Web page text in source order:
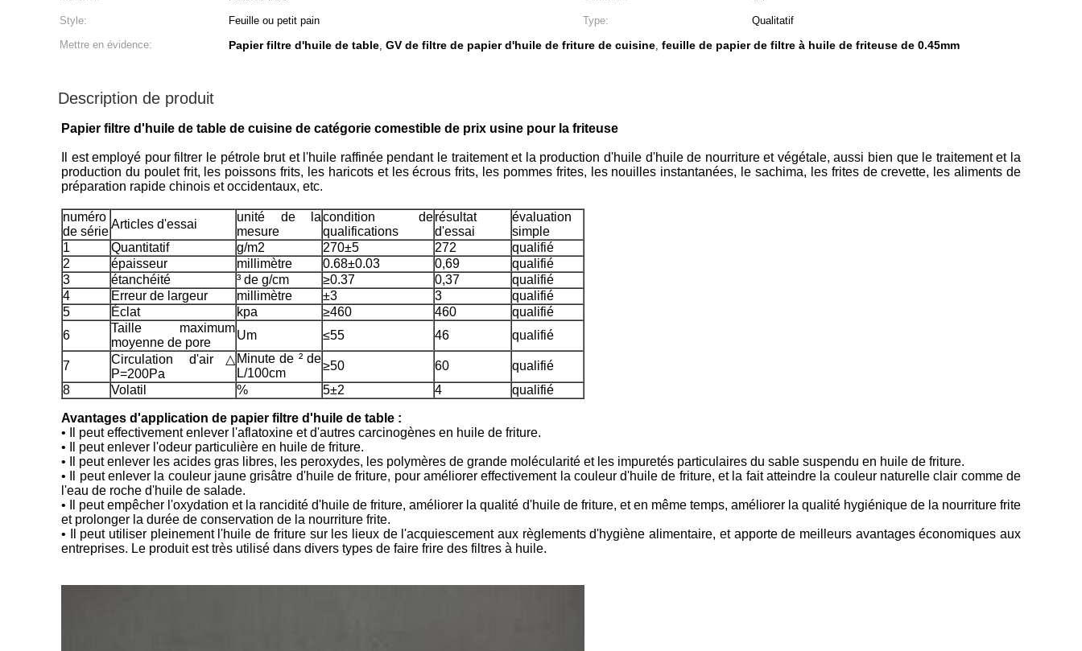
Style:
Feuille ou petit pain Type:
Qualitatif
Mettre en évidence:
Papier filtre d'huile de table, GV de filtre de papier d'huile de friture de cuisine, feuille de papier de filtre à huile de friteuse de 0.45mm
Description de produit
Papier filtre d'huile de table de cuisine de catégorie comestible de prix usine pour la friteuse
Il est employé pour filtrer le pétrole brut et l'huile raffinée pendant le traitement et la production d'huile d'huile de nourriture et végétale, aussi bien que le traitement et la
production du poulet frit, les poissons frits, les haricots et les écrous frits, les pommes frites, les nouilles instantanées, le sachima, les frites de crevette, les aliments de
préparation rapide chinois et occidentaux, etc.
numéro
de série
Articles d'essai
unité de la
mesure
condition de
qualifications
résultat
d'essai
évaluation
simple
1
Quantitatif g/m2 270±5 272
qualifié
2
épaisseur millimètre 0.68±0.03 0,69
qualifié
3
étanchéité ³ de g/cm ≥0.37 0,37
qualifié
4
Erreur de largeur millimètre ±3 3
qualifié
5
Éclat kpa ≥460 460
qualifié
6
Taille maximum
moyenne de pore
Um ≤55 46 qualifié
7
Circulation d'air△
P=200Pa
Minute de ² de
L/100cm
≥50 60
qualifié
8
Volatil % 5±2 4 qualifié
Avantages d'application de papier filtre d'huile de table :
• Il peut effectivement enlever l'aflatoxine et d'autres carcinogènes en huile de friture.
• Il peut enlever l'odeur particulière en huile de friture.
• Il peut enlever les acides gras libres, les peroxydes, les polymères de grande molécularité et les impuretés particulaires du sable suspendu en huile de friture.
• Il peut enlever la couleur jaune grisâtre d'huile de friture, pour améliorer effectivement la couleur d'huile de friture, et la fait atteindre la couleur naturelle clair comme de
l'eau de roche d'huile de salade.
• Il peut empêcher l'oxydation et la rancidité d'huile de friture, améliorer la qualité d'huile de friture, et en même temps, améliorer la qualité hygiénique de la nourriture frite
et prolonger la durée de conservation de la nourriture frite.
• Il peut utiliser pleinement l'huile de friture sur les lieux de l'acquiescement aux règlements d'hygiène alimentaire, et apporte de meilleurs avantages économiques aux
entreprises. Le produit est très utilisé dans divers types de faire frire des filtres à huile.